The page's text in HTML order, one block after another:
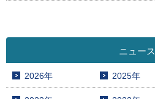
ニュース
2026年 2025年